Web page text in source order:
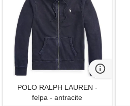
POLO RALPH LAUREN -
felpa - antracite